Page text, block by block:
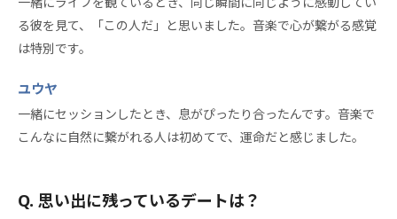
る彼を見て、「この人だ」と思いました。音楽で心が繋がる感覚
は特別です。
ユウヤ
一緒にセッションしたとき、息がぴったり合ったんです。音楽で
こんなに自然に繋がれる人は初めてで、運命だと感じました。
思い出に残っているデートは？